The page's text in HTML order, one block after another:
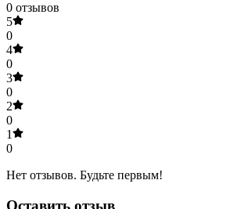
0 отзывов
5
0
4
0
3
0
2
0
1
0
Нет отзывов. Будьте первым!
Оставить отзыв